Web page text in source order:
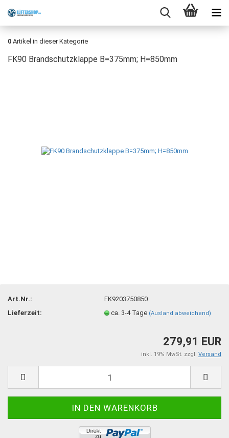
0 Artikel in dieser Kategorie
FK90 Brandschutzklappe B=375mm; H=850mm
Art.Nr.:
FK9203750850
Lieferzeit:
ca. 3-4 Tage (Ausland abweichend)
279,91 EUR
inkl. 19% MwSt. zzgl. Versand